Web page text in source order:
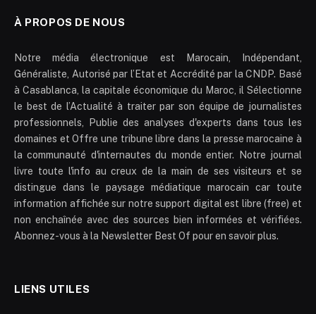
À PROPOS DE NOUS
Notre média électronique est Marocain, Indépendant,
Généraliste, Autorisé par l’Etat et Accrédité par la CNDP. Basé
à Casablanca, la capitale économique du Maroc, il Sélectionne
le best de l’Actualité à traiter par son équipe de journalistes
professionnels, Publie des analyses d'experts dans tous les
domaines et Offre une tribune libre dans la presse marocaine à
la communauté d'internautes du monde entier. Notre journal
livre toute l'info au creux de la main de ses visiteurs et se
distingue dans le paysage médiatique marocain car toute
information affichée sur notre support digital est libre (free) et
non enchaînée avec des sources bien informées et vérifiées.
Abonnez-vous à la Newsletter Best Of pour en savoir plus.
LIENS UTILES